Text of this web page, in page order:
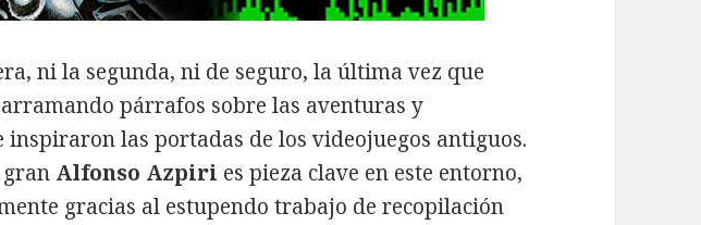
ni la segunda, ni de seguro, la última vez que
párrafos sobre las aventuras y
inspiraron las portadas de los videojuegos antiguos.
gran Alfonso Azpiri es pieza clave en este entorno,
gracias al estupendo trabajo de recopilación